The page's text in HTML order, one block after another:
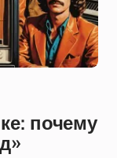
почему